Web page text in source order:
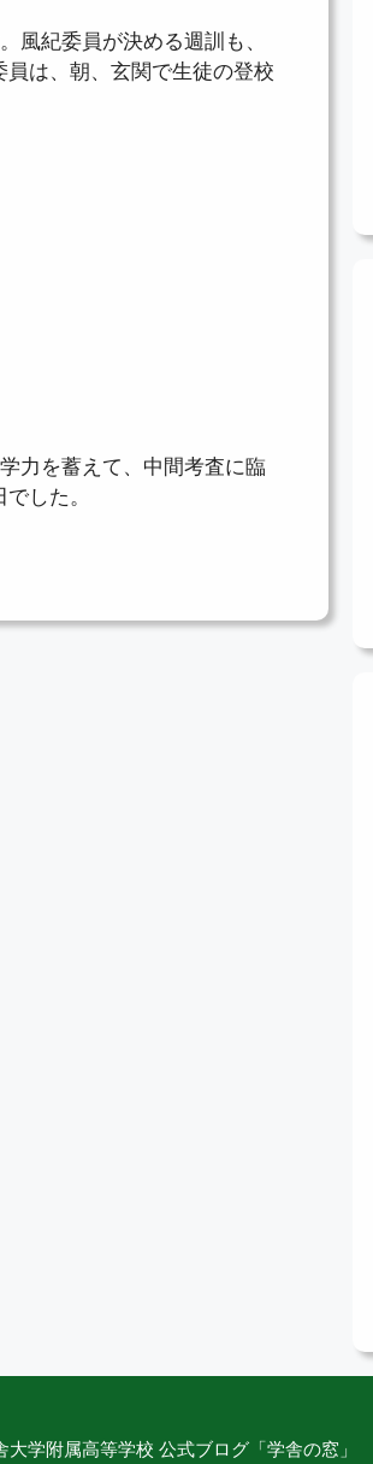
風紀委員が決める週訓も、
は、朝、玄関で生徒の登校
力を蓄えて、中間考査に臨
した。
学附属高等学校 公式ブログ「学舎の窓」